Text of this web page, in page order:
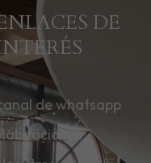
DE
de whatsapp